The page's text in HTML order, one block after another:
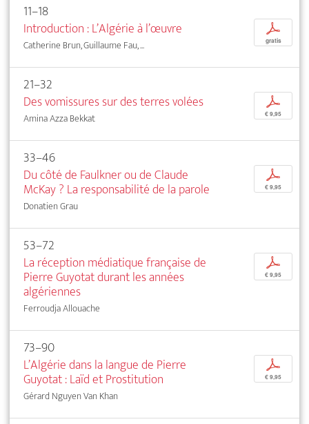
11–18
Introduction : L’Algérie à l’œuvre
Catherine Brun, Guillaume Fau, ...
p
gratis
21–32
Des vomissures sur des terres volées
Amina Azza Bekkat
p
€ 9,95
33–46
Du côté de Faulkner ou de Claude
McKay ? La responsabilité de la parole
Donatien Grau
p
€ 9,95
53–72
La réception médiatique française de
Pierre Guyotat durant les années
algériennes
Ferroudja Allouache
p
€ 9,95
73–90
L’Algérie dans la langue de Pierre
Guyotat : Laïd et Prostitution
Gérard Nguyen Van Khan
p
€ 9,95